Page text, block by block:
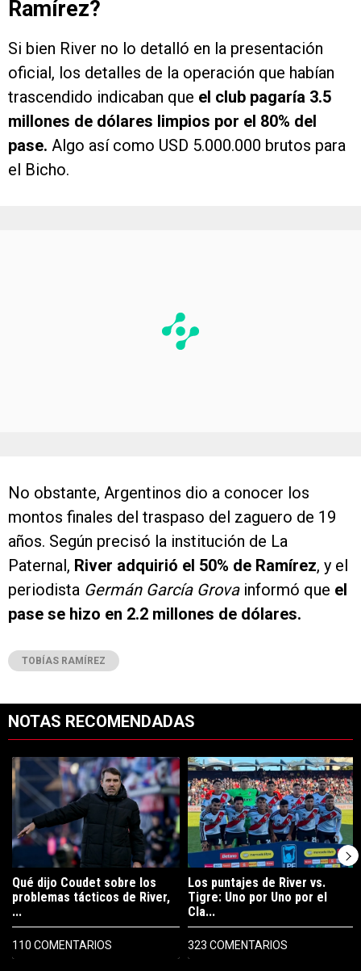
Ramírez?
Si bien River no lo detalló en la presentación
oficial, los detalles de la operación que habían
trascendido indicaban que el club pagaría 3.5
millones de dólares limpios por el 80% del
pase. Algo así como USD 5.000.000 brutos para
el Bicho.
No obstante, Argentinos dio a conocer los
montos finales del traspaso del zaguero de 19
años. Según precisó la institución de La
Paternal, River adquirió el 50% de Ramírez, y el
periodista Germán García Grovainformó que el
pase se hizo en 2.2 millones de dólares.
TOBÍAS RAMÍREZ
NOTAS RECOMENDADAS
Un artículo de tendencia con el título "Qué dijo Coudet sobre los
Qué dijo Coudet sobre los
problemas tácticos de River,
...
110 COMENTARIOS
Un artículo de tendencia con el
Los puntajes de River vs.
Tigre: Uno por Uno por el
Cla...
323 COMENTARIOS